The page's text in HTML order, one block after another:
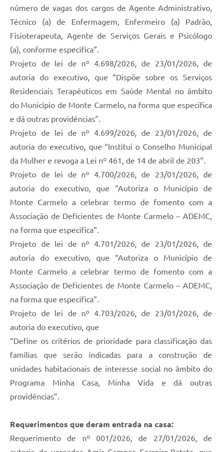
número de vagas dos cargos de Agente Administrativo,
Técnico (a) de Enfermagem, Enfermeiro (a) Padrão,
Fisioterapeuta, Agente de Serviços Gerais e Psicólogo
(a), conforme especifica”.
Projeto de lei de nº 4.698/2026, de 23/01/2026, de
autoria do executivo, que “Dispõe sobre os Serviços
Residenciais Terapêuticos em Saúde Mental no âmbito
do Município de Monte Carmelo, na forma que especifica
e dá outras providências”.
Projeto de lei de nº 4.699/2026, de 23/01/2026, de
autoria do executivo, que “Institui o Conselho Municipal
da Mulher e revoga a Lei nº 461, de 14 de abril de 203”.
Projeto de lei de nº 4.700/2026, de 23/01/2026, de
autoria do executivo, que “Autoriza o Município de
Monte Carmelo a celebrar termo de fomento com a
Associação de Deficientes de Monte Carmelo – ADEMC,
na forma que especifica”.
Projeto de lei de nº 4.701/2026, de 23/01/2026, de
autoria do executivo, que “Autoriza o Município de
Monte Carmelo a celebrar termo de fomento com a
Associação de Deficientes de Monte Carmelo – ADEMC,
na forma que especifica”.
Projeto de lei de nº 4.703/2026, de 23/01/2026, de
autoria do executivo, que
“Define os critérios de prioridade para classificação das
famílias que serão indicadas para a construção de
unidades habitacionais de interesse social no âmbito do
Programa Minha Casa, Minha Vida e dá outras
providências”.
Requerimentos que deram entrada na casa:
Requerimento de nº 001/2026, de 27/01/2026, de